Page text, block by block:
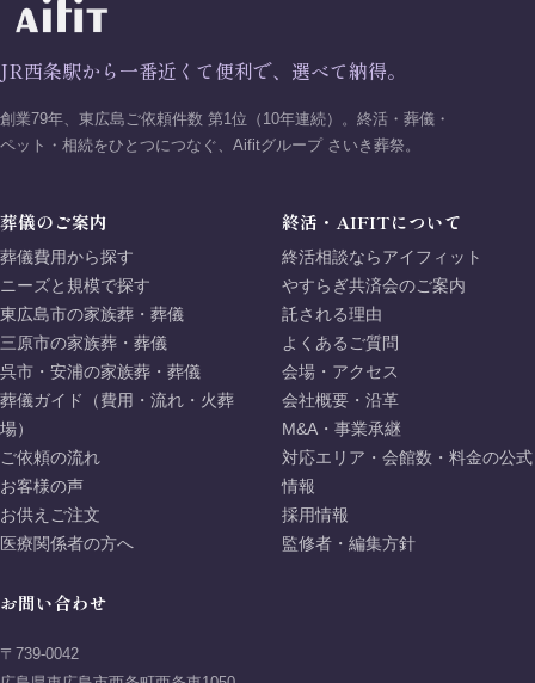
JR西条駅から一番近くて便利で、選べて納得。
創業79年、東広島ご依頼件数 第1位（10年連続）。終活・葬儀・
ペット・相続をひとつにつなぐ、Aifitグループ さいき葬祭。
葬儀のご案内
葬儀費用から探す
ニーズと規模で探す
東広島市の家族葬・葬儀
三原市の家族葬・葬儀
呉市・安浦の家族葬・葬儀
葬儀ガイド（費用・流れ・火葬
場）
ご依頼の流れ
お客様の声
お供えご注文
医療関係者の方へ
終活・AIFITについて
終活相談ならアイフィット
やすらぎ共済会のご案内
託される理由
よくあるご質問
会場・アクセス
会社概要・沿革
M&A・事業承継
対応エリア・会館数・料金の公式
情報
採用情報
監修者・編集方針
お問い合わせ
〒739-0042